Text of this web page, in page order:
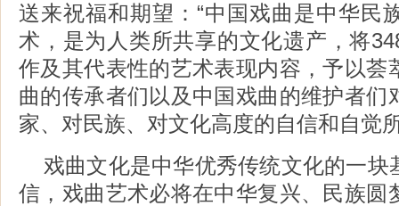
送来祝福和期望：“中国戏曲是中华民
术，是为人类所共享的文化遗产，将
作及其代表性的艺术表现内容，予以荟
曲的传承者们以及中国戏曲的维护者们
家、对民族、对文化高度的自信和自觉
戏曲文化是中华优秀传统文化的一块
信，戏曲艺术必将在中华复兴、民族圆